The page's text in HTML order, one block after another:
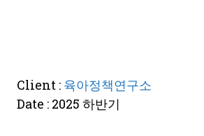
Client : 육아정책연구소
Date : 2025 하반기